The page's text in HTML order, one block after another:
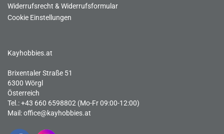
Widerrufsrecht & Widerrufsformular
Cookie Einstellungen
Kayhobbies.at
Brixentaler Straße 51
6300 Wörgl
Österreich
Tel.: +43 660 6598802 (Mo-Fr 09:00-12:00)
Mail:office@kayhobbies.at